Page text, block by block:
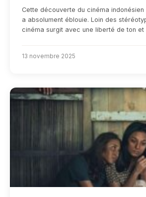
Cette découverte du cinéma
a absolument éblouie. Loin des
cinéma surgit avec une liberté de ton
13 novembre 2025